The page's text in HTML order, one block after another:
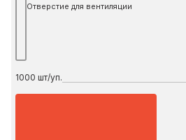
Отверстие для вентиляции
1000 шт/уп.